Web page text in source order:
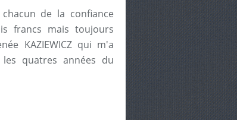
de la confiance
francs mais toujours
KAZIEWICZ qui m'a
quatres années du